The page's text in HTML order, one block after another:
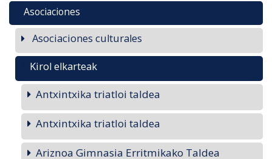
Asociaciones
Asociaciones culturales
Kirol elkarteak
Antxintxika triatloi taldea
Antxintxika triatloi taldea
Ariznoa Gimnasia Erritmikako Taldea